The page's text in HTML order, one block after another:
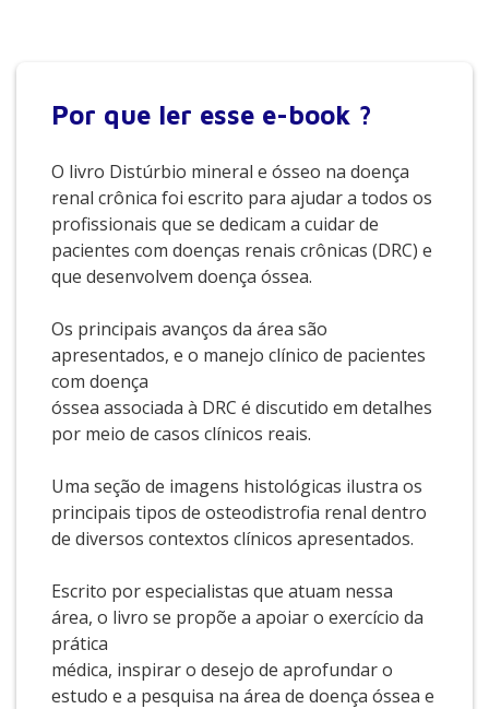
Por que ler esse e-book ?
O livro Distúrbio mineral e ósseo na doença
renal crônica foi escrito para ajudar a todos os
profissionais que se dedicam a cuidar de
pacientes com doenças renais crônicas (DRC) e
que desenvolvem doença óssea.
Os principais avanços da área são
apresentados, e o manejo clínico de pacientes
com doença
óssea associada à DRC é discutido em detalhes
por meio de casos clínicos reais.
Uma seção de imagens histológicas ilustra os
principais tipos de osteodistrofia renal dentro
de diversos contextos clínicos apresentados.
Escrito por especialistas que atuam nessa
área, o livro se propõe a apoiar o exercício da
prática
médica, inspirar o desejo de aprofundar o
estudo e a pesquisa na área de doença óssea e